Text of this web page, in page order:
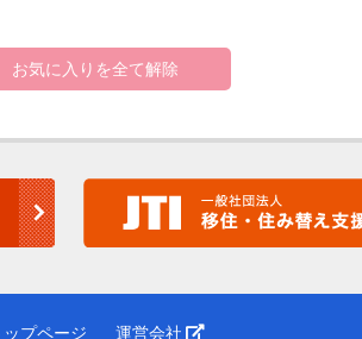
お気に入りを全て解除
ップページ 運営会社